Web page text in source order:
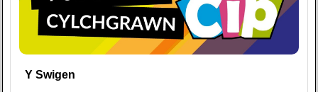
Y Swigen